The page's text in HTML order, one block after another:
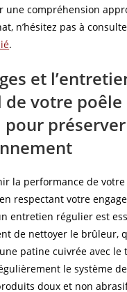
une compréhension
n’hésitez pas à
.
et
votre poêle
pour préserver
la performance de votre
respectant votre
entretien régulier est
de nettoyer le brûleur,
patine cuivrée avec le
le système
doux et non